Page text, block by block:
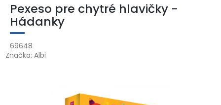
obsahPexeso pre chytré hlavičky -
Hádanky
69648
Značka: Albi